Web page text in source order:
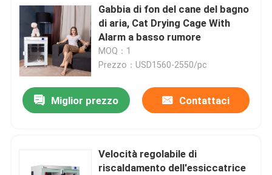
Gabbia di fon del cane del bagno
di aria, Cat Drying Cage With
Alarm a basso rumore
MOQ：1
Prezzo：USD1560-2550/pc
Miglior prezzo Contattaci
Velocità regolabile di
riscaldamento dell'essiccatrice